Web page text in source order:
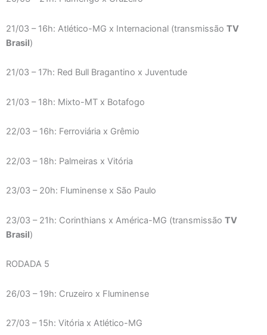
21/03 – 16h: Atlético-MG x Internacional (transmissão TV
Brasil)
21/03 – 17h: Red Bull Bragantino x Juventude
21/03 – 18h: Mixto-MT x Botafogo
22/03 – 16h: Ferroviária x Grêmio
22/03 – 18h: Palmeiras x Vitória
23/03 – 20h: Fluminense x São Paulo
23/03 – 21h: Corinthians x América-MG (transmissão TV
Brasil)
RODADA 5
26/03 – 19h: Cruzeiro x Fluminense
27/03 – 15h: Vitória x Atlético-MG